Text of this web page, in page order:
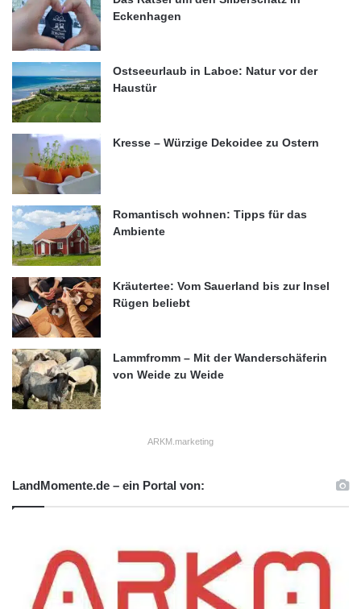
Eckenhagen
Ostseeurlaub in Laboe: Natur vor der
Haustür
Kresse – Würzige Dekoidee zu Ostern
Romantisch wohnen: Tipps für das
Ambiente
Kräutertee: Vom Sauerland bis zur Insel
Rügen beliebt
Lammfromm – Mit der Wanderschäferin
von Weide zu Weide
ARKM.marketing
LandMomente.de – ein Portal von: